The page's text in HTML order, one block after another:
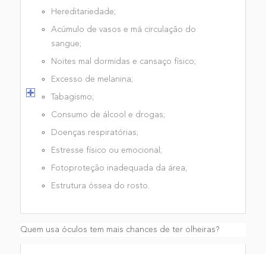
Hereditariedade;
Acúmulo de vasos e má circulação do
sangue;
Noites mal dormidas e cansaço físico;
Excesso de melanina;
Tabagismo;
Consumo de álcool e drogas;
Doenças respiratórias;
Estresse físico ou emocional;
Fotoproteção inadequada da área;
Estrutura óssea do rosto.
Quem usa óculos tem mais chances de ter olheiras?